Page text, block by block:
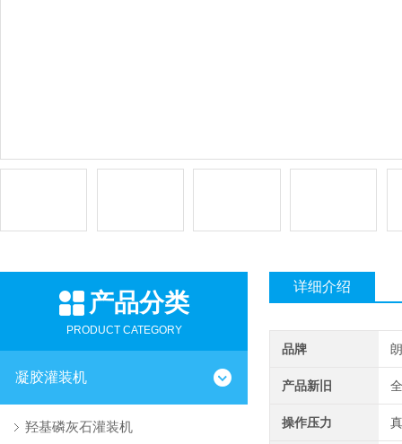
产品分类
PRODUCT CATEGORY
凝胶灌装机
羟基磷灰石灌装机
详细介绍
品牌
产品新旧
操作压力